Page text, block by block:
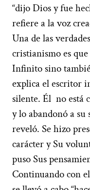
“dijo Dios y fue
refiere a la voz
Una de las
cristianismo es
Infinito sino
explica el escritor
silente. Él no está
y lo abandonó a su
reveló. Se hizo
carácter y Su
puso Sus
Continuando con